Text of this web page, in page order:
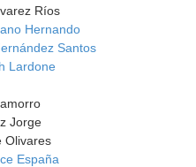
Ríos
Hernando
Santos
Lardone
Jorge
Olivares
España